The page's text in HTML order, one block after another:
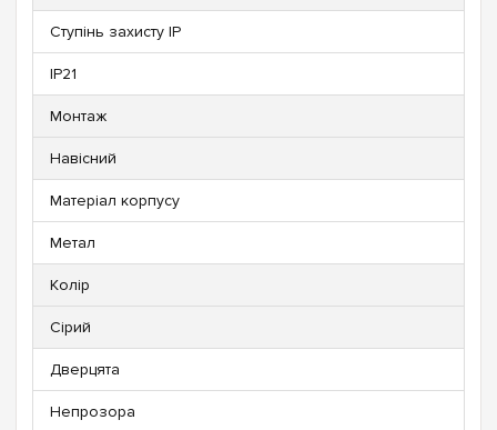
Ступінь захисту IP
IP21
Монтаж
Навісний
Матеріал корпусу
Метал
Колір
Сірий
Дверцята
Непрозора